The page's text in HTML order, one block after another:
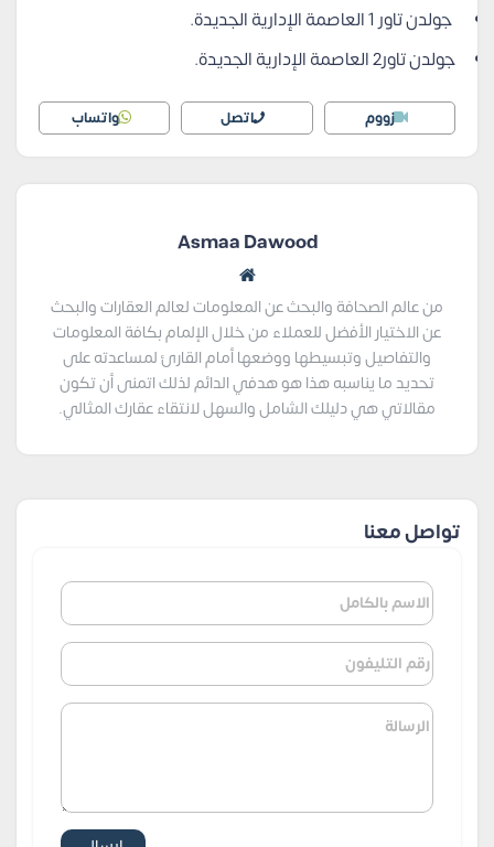
جولدن تاور 1 العاصمة الإدارية الجديدة.
جولدن تاور2 العاصمة الإدارية الجديدة.
زووم اتصل واتساب
Asmaa Dawood
من عالم الصحافة والبحث عن المعلومات لعالم العقارات والبحث
عن الاختيار الأفضل للعملاء من خلال الإلمام بكافة المعلومات
والتفاصيل وتبسيطها ووضعها أمام القارئ لمساعدته على
تحديد ما يناسبه هذا هو هدفي الدائم لذلك اتمنى أن تكون
مقالاتي هي دليلك الشامل والسهل لانتقاء عقارك المثالي.
تواصل معنا